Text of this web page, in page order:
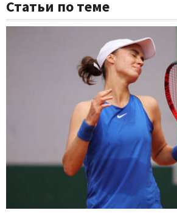
Статьи по теме